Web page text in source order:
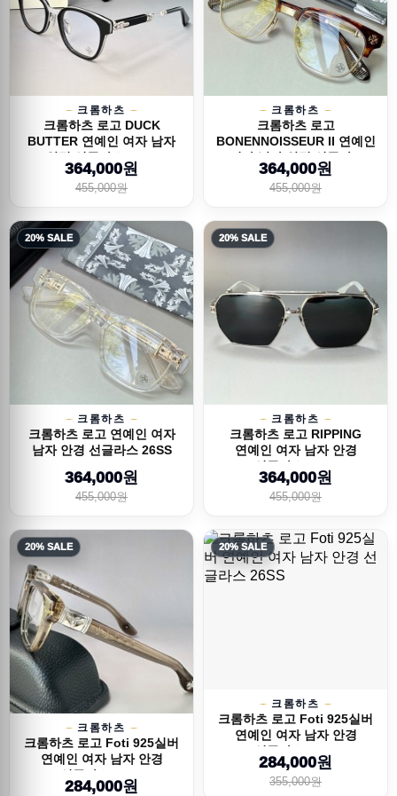
크롬하츠
크롬하츠 로고 DUCK
BUTTER 연예인 여자 남자
안경 선글라스 26SS
364,000원
455,000원
크롬하츠
크롬하츠 로고
BONENNOISSEUR II 연예인
여자 남자 안경 선글라...
364,000원
455,000원
20% SALE
크롬하츠
크롬하츠 로고 연예인 여자
남자 안경 선글라스 26SS
364,000원
455,000원
20% SALE
크롬하츠
크롬하츠 로고 RIPPING
연예인 여자 남자 안경
선글라스 26SS
364,000원
455,000원
20% SALE
크롬하츠
크롬하츠 로고 Foti 925실버
연예인 여자 남자 안경
선글라스 26SS
284,000원
20% SALE
크롬하츠
크롬하츠 로고 Foti 925실버
연예인 여자 남자 안경
선글라스 26SS
284,000원
355,000원